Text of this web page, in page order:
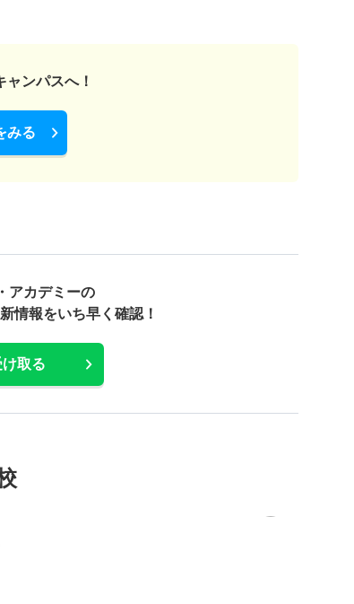
ャンパスへ！
みる
アカデミーの
情報をいち早く確認！
取る